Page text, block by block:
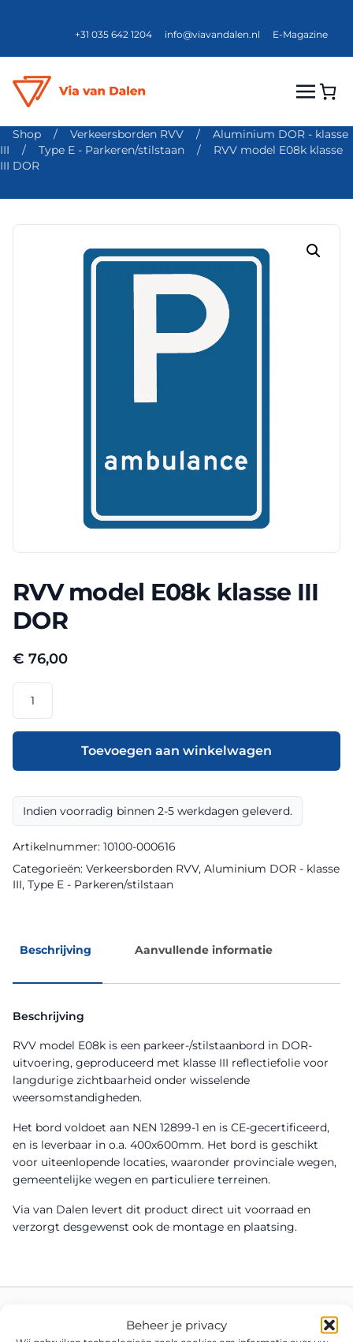
Beheer je privacy
+31 035 642 1204 info@viavandalen.nl E-Magazine
Shop / Verkeersborden RVV /
Aluminium DOR - klasse
III
/ Type E - Parkeren/stilstaan /
RVV model E08k klasse
III DOR
RVV model E08k klasse III
DOR
€ 76,00
model
E08k
III
aantal
Toevoegen aan winkelwagen
Indien voorradig binnen 2-5 werkdagen geleverd.
Artikelnummer: 10100-000616
Categorieën: Verkeersborden RVV, Aluminium DOR - klasse
III, Type E - Parkeren/stilstaan
Beschrijving Aanvullende informatie
Beschrijving
RVV model E08k is een parkeer-/stilstaanbord in DOR-
uitvoering, geproduceerd met klasse III reflectiefolie voor
langdurige zichtbaarheid onder wisselende
weersomstandigheden.
Het bord voldoet aan NEN 12899-1 en is CE-gecertificeerd,
en is leverbaar in o.a. 400x600mm. Het bord is geschikt
voor uiteenlopende locaties, waaronder provinciale wegen,
gemeentelijke wegen en particuliere terreinen.
Via van Dalen levert dit product direct uit voorraad en
verzorgt desgewenst ook de montage en plaatsing.